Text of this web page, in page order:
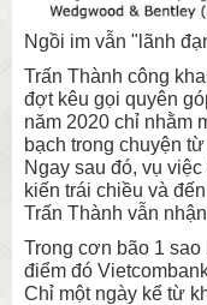
Ngồi im vẫn "lãnh
Trấn Thành công
đợt kêu gọi quyên
năm 2020 chỉ nhằm
bạch trong chuyện
Ngay sau đó, vụ
kiến trái chiều và
Trấn Thành vẫn
Trong cơn bão 1
điểm đó
Chỉ một ngày kể từ